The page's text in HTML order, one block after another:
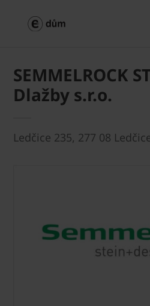
SEMMELROCK
Dlažby s.r.o.
Ledčice 235, 277 08